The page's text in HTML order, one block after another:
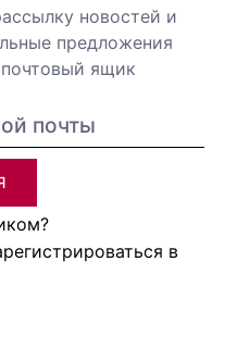
новостей и
предложения
ящик
в